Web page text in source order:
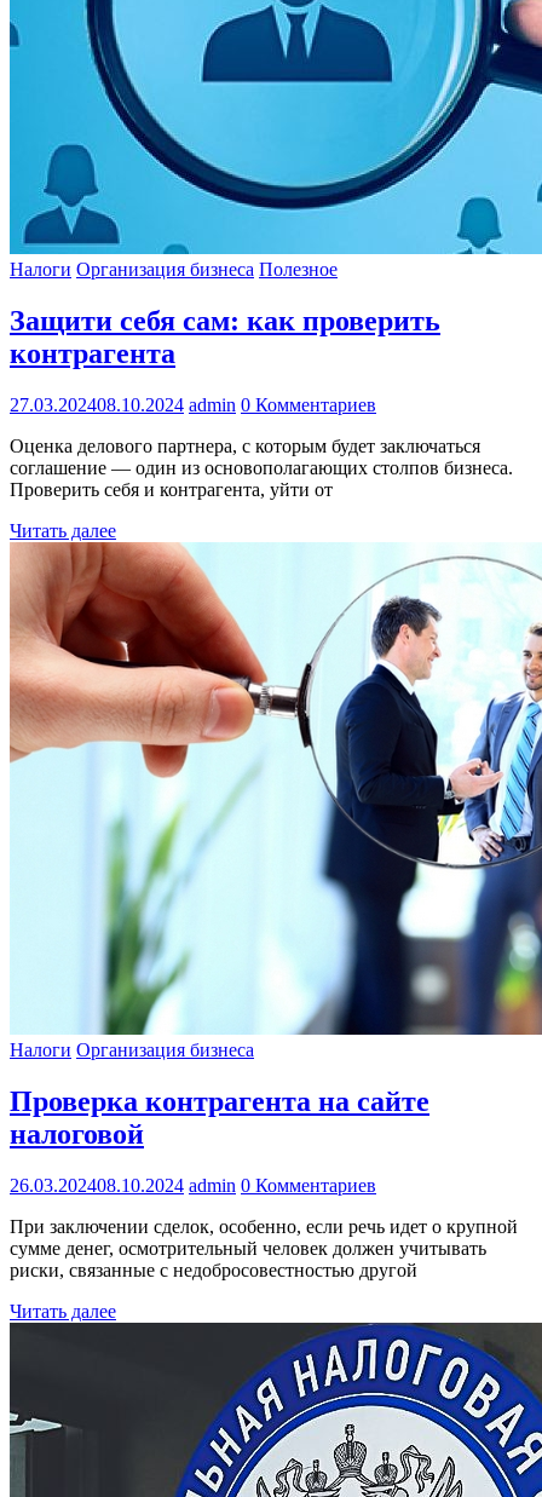
Налоги Организация бизнеса Полезное
Защити себя сам: как проверить
контрагента
27.03.202408.10.2024 admin 0 Комментариев
Оценка делового партнера, с которым будет заключаться
соглашение — один из основополагающих столпов бизнеса.
Проверить себя и контрагента, уйти от
Читать далее
Налоги Организация бизнеса
Проверка контрагента на сайте
налоговой
26.03.202408.10.2024 admin 0 Комментариев
При заключении сделок, особенно, если речь идет о крупной
сумме денег, осмотрительный человек должен учитывать
риски, связанные с недобросовестностью другой
Читать далее